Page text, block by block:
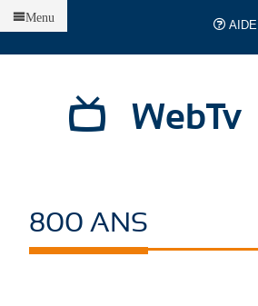
AIDE
WebTv
Menu
800 ANS